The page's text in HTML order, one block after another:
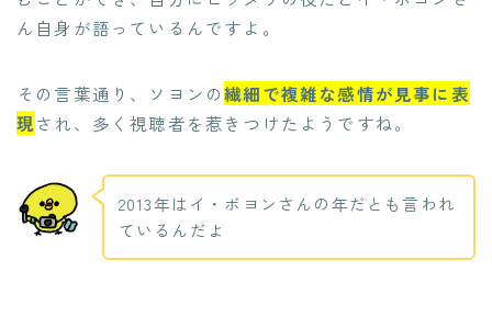
ん自身が語っているんですよ。
その言葉通り、ソヨンの繊細で複雑な感情が見事に表
現され、多く視聴者を惹きつけたようですね。
2013年はイ・ボヨンさんの年だとも言われ
ているんだよ